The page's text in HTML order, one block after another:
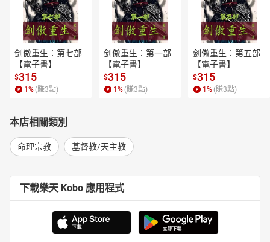
剑傲重生：第七部
【電子書】
$315
1 % (賺3點)
剑傲重生：第一部
【電子書】
$315
1 % (賺3點)
剑傲重生：第五部
【電子書】
$315
1 % (賺3點)
本店相關類別
命理宗教 基督教/天主教
下載樂天 Kobo 應用程式